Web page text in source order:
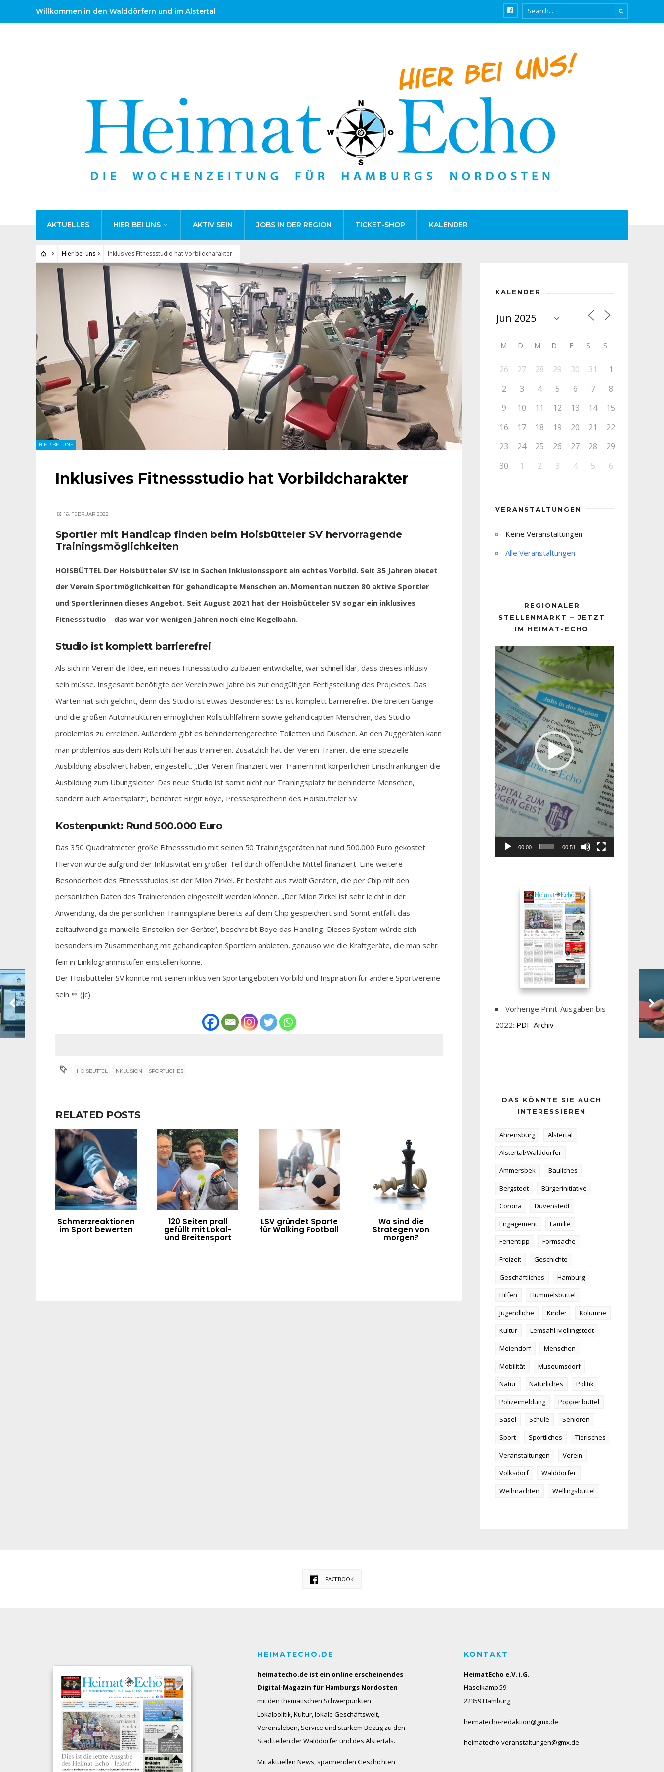
Willkommen in den Walddörfern und im Alstertal
AKTUELLES HIER BEI UNS AKTIV SEIN JOBS IN DER REGION TICKET-SHOP KALENDER
Hier bei uns Inklusives Fitnessstudio hat Vorbildcharakter
HIER BEI UNS
Inklusives Fitnessstudio hat Vorbildcharakter
16. FEBRUAR 2022
Sportler mit Handicap finden beim Hoisbütteler SV hervorragende
Trainingsmöglichkeiten
HOISBÜTTEL Der Hoisbütteler SV ist in Sachen Inklusionssport ein echtes Vorbild. Seit 35 Jahren bietet
der Verein Sportmöglichkeiten für gehandicapte Menschen an. Momentan nutzen 80 aktive Sportler
und Sportlerinnen dieses Angebot. Seit August 2021 hat der Hoisbütteler SV sogar ein inklusives
Fitnessstudio – das war vor wenigen Jahren noch eine Kegelbahn.
Studio ist komplett barrierefrei
Als sich im Verein die Idee, ein neues Fitnessstudio zu bauen entwickelte, war schnell klar, dass dieses inklusiv
sein müsse. Insgesamt benötigte der Verein zwei Jahre bis zur endgültigen Fertigstellung des Projektes. Das
Warten hat sich gelohnt, denn das Studio ist etwas Besonderes: Es ist komplett barrierefrei. Die breiten Gänge
und die großen Automatiktüren ermöglichen Rollstuhlfahrern sowie gehandicapten Menschen, das Studio
problemlos zu erreichen. Außerdem gibt es behindertengerechte Toiletten und Duschen. An den Zuggeräten kann
man problemlos aus dem Rollstuhl heraus trainieren. Zusätzlich hat der Verein Trainer, die eine spezielle
Ausbildung absolviert haben, eingestellt. „Der Verein finanziert vier Trainern mit körperlichen Einschränkungen die
Ausbildung zum Übungsleiter. Das neue Studio ist somit nicht nur Trainingsplatz für behinderte Menschen,
sondern auch Arbeitsplatz“, berichtet Birgit Boye, Pressesprecherin des Hoisbütteler SV.
Kostenpunkt: Rund 500.000 Euro
Das 350 Quadratmeter große Fitnessstudio mit seinen 50 Trainingsgeräten hat rund 500.000 Euro gekostet.
Hiervon wurde aufgrund der Inklusivität ein großer Teil durch öffentliche Mittel finanziert. Eine weitere
Besonderheit des Fitnessstudios ist der Milon Zirkel. Er besteht aus zwölf Geräten, die per Chip mit den
persönlichen Daten des Trainierenden eingestellt werden können. „Der Milon Zirkel ist sehr leicht in der
Anwendung, da die persönlichen Trainingspläne bereits auf dem Chip gespeichert sind. Somit entfällt das
zeitaufwendige manuelle Einstellen der Geräte“, beschreibt Boye das Handling. Dieses System würde sich
besonders im Zusammenhang mit gehandicapten Sportlern anbieten, genauso wie die Kraftgeräte, die man sehr
fein in Einkilogrammstufen einstellen könne.
Der Hoisbütteler SV könnte mit seinen inklusiven Sportangeboten Vorbild und Inspiration für andere Sportvereine
sein. (jc)
HOISBÜTTEL INKLUSION SPORTLICHES
RELATED POSTS
Schmerzreaktionen
im Sport bewerten
120 Seiten prall
gefüllt mit Lokal-
und Breitensport
LSV gründet Sparte
für Walking Football
Wo sind die
Strategen von
morgen?
KALENDER
M D M D F S S
26 27 28 29 30 31
1
2
3 4 5 6 7
8
9
10 11 12 13 14
15
16
17 18 19 20 21
22
23
24 25 26 27 28
29
30
1 2 3 4 5 6
VERANSTALTUNGEN
Keine Veranstaltungen
Alle Veranstaltungen
REGIONALER
STELLENMARKT – JETZT
IM HEIMAT-ECHO
Player
00:00 00:51
Vorherige Print-Ausgaben bis
2022: PDF-Archiv
DAS KÖNNTE SIE AUCH
INTERESSIEREN
Ahrensburg
Alstertal
Alstertal/Walddörfer
Ammersbek
Bauliches
Bergstedt
Bürgerinitiative
Corona
Duvenstedt
Engagement
Familie
Ferientipp
Formsache
Freizeit
Geschichte
Geschäftliches
Hamburg
Hilfen
Hummelsbüttel
Jugendliche
Kinder
Kolumne
Kultur
Lemsahl-Mellingstedt
Meiendorf
Menschen
Mobilität
Museumsdorf
Natur
Natürliches
Politik
Polizeimeldung
Poppenbüttel
Sasel
Schule
Senioren
Sport
Sportliches
Tierisches
Veranstaltungen
Verein
Volksdorf
Walddörfer
Weihnachten
Wellingsbüttel
FACEBOOK
HEIMATECHO.DE
heimatecho.de ist ein online erscheinendes
Digital-Magazin für Hamburgs Nordosten
mit den thematischen Schwerpunkten
Lokalpolitik, Kultur, lokale Geschäftswelt,
Vereinsleben, Service und starkem Bezug zu den
Stadtteilen der Walddörfer und des Alstertals.
Mit aktuellen News, spannenden Geschichten
KONTAKT
HeimatEcho e.V. i.G.
Haselkamp 59
22359 Hamburg
heimatecho-redaktion@gmx.de
heimatecho-veranstaltungen@gmx.de